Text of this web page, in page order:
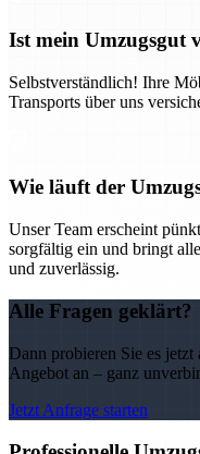
Ist mein Umzugsgut
Selbstverständlich! Ihre
Transports über uns
Wie läuft der
Unser Team erscheint
sorgfältig ein und bringt
und zuverlässig.
Alle Fragen geklärt?
Dann probieren Sie es
Angebot an – ganz
Jetzt Anfrage starten